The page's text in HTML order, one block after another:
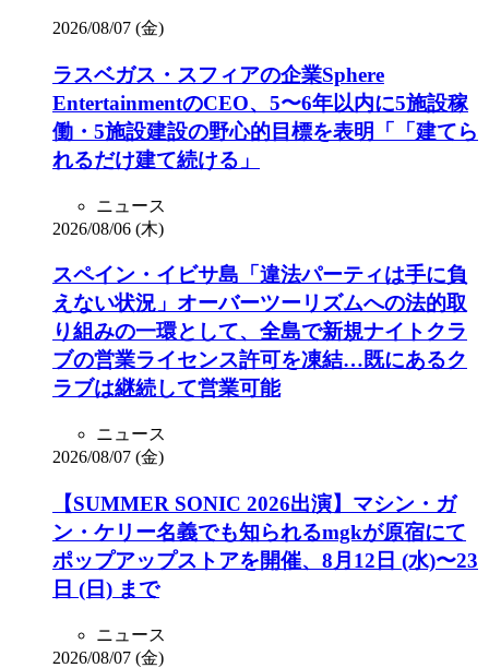
2026/08/07 (金)
ラスベガス・スフィアの企業Sphere
EntertainmentのCEO、5〜6年以内に5施設稼
働・5施設建設の野心的目標を表明「「建てら
れるだけ建て続ける」
ニュース
2026/08/06 (木)
スペイン・イビサ島「違法パーティは手に負
えない状況」オーバーツーリズムへの法的取
り組みの一環として、全島で新規ナイトクラ
ブの営業ライセンス許可を凍結…既にあるク
ラブは継続して営業可能
ニュース
2026/08/07 (金)
【SUMMER SONIC 2026出演】マシン・ガ
ン・ケリー名義でも知られるmgkが原宿にて
ポップアップストアを開催、8月12日 (水)〜23
日 (日) まで
ニュース
2026/08/07 (金)